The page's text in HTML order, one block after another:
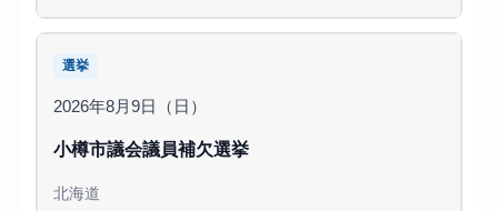
選挙
2026年8月9日（日）
小樽市議会議員補欠選挙
北海道